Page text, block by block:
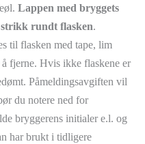
Lappen med bryggets
strikk rundt flasken.
til flasken med tape, lim
fjerne. Hvis ikke flaskene er
Påmeldingsavgiften vil
du notere ned for
bryggerens initialer e.l. og
har brukt i tidligere